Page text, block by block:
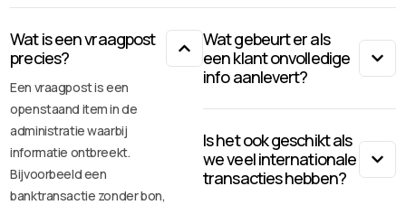
Wat is een vraagpost
precies?
Een vraagpost is een
openstaand item in de
administratie waarbij
informatie ontbreekt.
Bijvoorbeeld een
banktransactie zonder bon,
Wat gebeurt er als
een klant onvolledige
info aanlevert?
Is het ook geschikt als
we veel internationale
transacties hebben?